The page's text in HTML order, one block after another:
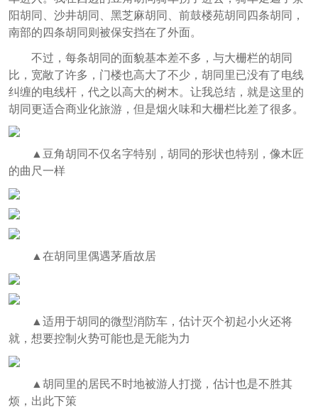
阳胡同、沙井胡同、黑芝麻胡同、前鼓楼苑胡同四条胡同，
南部的四条胡同则被保安挡在了外面。
不过，每条胡同的面貌基本差不多，与大栅栏的胡同
比，宽敞了许多，门楼也高大了不少，胡同里已没有了电线
纠缠的电线杆，代之以高大的树木。让我总结，就是这里的
胡同更适合商业化旅游，但是烟火味和大栅栏比差了很多。
▲豆角胡同不仅名字特别，胡同的形状也特别，像木匠
的曲尺一样
▲在胡同里偶遇茅盾故居
▲适用于胡同的微型消防车，估计灭个初起小火还将
就，想要控制火势可能也是无能为力
▲胡同里的居民不时地被游人打搅，估计也是不胜其
烦，出此下策